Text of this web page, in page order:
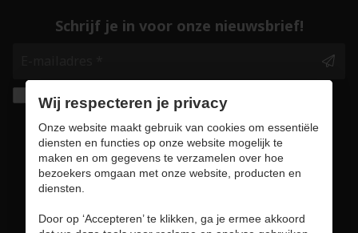
Schrijf je in voor onze nieuwsbrief!
Ik geef de toestemming om mijn gegevens te
bewaren en verwerken zoals aangegeven in
onzeprivacy statement. *
Wij respecteren je privacy
Onze website maakt gebruik van cookies om essentiële
diensten en functies op onze website mogelijk te
maken en om gegevens te verzamelen over hoe
bezoekers omgaan met onze website, producten en
diensten.
Door op ‘Accepteren’ te klikken, ga je ermee akkoord